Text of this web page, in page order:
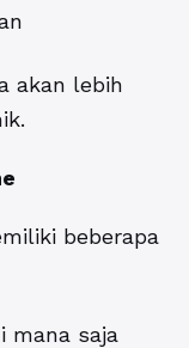
akan lebih
beberapa
mana saja